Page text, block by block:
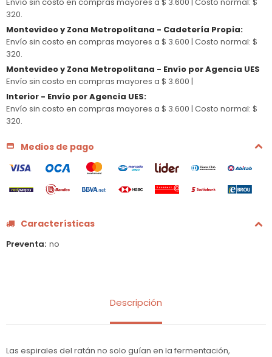
320.
Montevideo y Zona Metropolitana - Cadetería Propia:
Envío sin costo en compras mayores a $ 3.600 | Costo normal: $
320.
Montevideo y Zona Metropolitana - Envío por Agencia UES
Envío sin costo en compras mayores a $ 3.600 |
Interior - Envío por Agencia UES:
Envío sin costo en compras mayores a $ 3.600 | Costo normal: $
320.
Medios de pago
Características
Preventa no
Descripción
Las espirales del ratán no solo guían en la fermentación,